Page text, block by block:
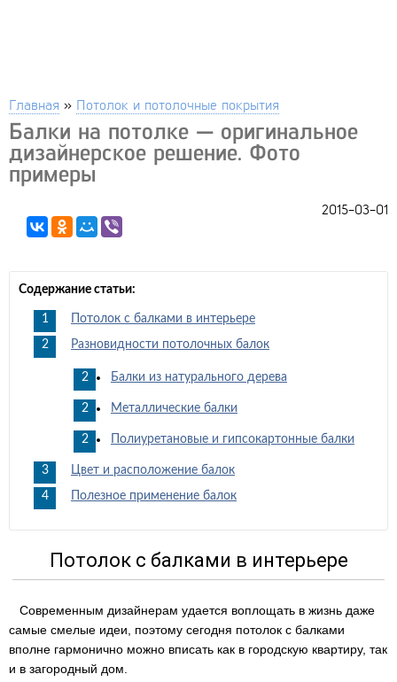
Главная » Потолок и потолочные покрытия
Балки на потолке — оригинальное
дизайнерское решение. Фото
примеры
2015-03-01
Содержание статьи:
Потолок с балками в интерьере
Разновидности потолочных балок
Балки из натурального дерева
Металлические балки
Полиуретановые и гипсокартонные балки
Цвет и расположение балок
Полезное применение балок
Потолок с балками в интерьере
Современным дизайнерам удается воплощать в жизнь даже
самые смелые идеи, поэтому сегодня потолок с балками
вполне гармонично можно вписать как в городскую квартиру, так
и в загородный дом.